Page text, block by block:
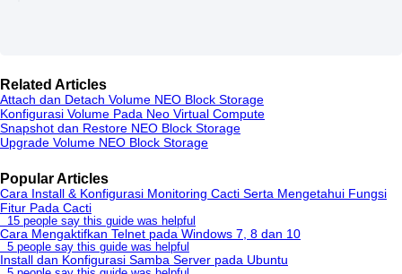
Related Articles
Attach dan Detach Volume NEO Block Storage
Konfigurasi Volume Pada Neo Virtual Compute
Snapshot dan Restore NEO Block Storage
Upgrade Volume NEO Block Storage
Popular Articles
Cara Install & Konfigurasi Monitoring Cacti Serta Mengetahui Fungsi
Fitur Pada Cacti
15 people say this guide was helpful
Cara Mengaktifkan Telnet pada Windows 7, 8 dan 10
5 people say this guide was helpful
Install dan Konfigurasi Samba Server pada Ubuntu